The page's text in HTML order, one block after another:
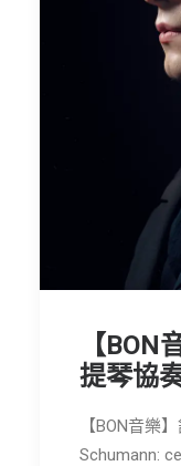
SEARCH
【
提琴協
【BON音樂
Schumann: